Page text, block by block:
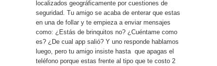
localizados geográficamente por cuestiones de
seguridad. Tu amigo se acaba de enterar que estas
en una de follar y te empieza a enviar mensajes
como: ¿Estás de brinquitos no? ¿Cuéntame como
es? ¿De cual app salió? Y uno responde hablamos
luego, pero tu amigo insiste hasta que apagas el
teléfono porque estas frente al tipo que te costo 2